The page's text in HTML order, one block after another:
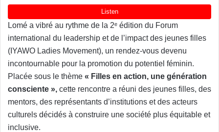
Lomé a vibré au rythme de la 2ᵉ édition du Forum
international du leadership et de l’impact des jeunes filles
(IYAWO Ladies Movement), un rendez-vous devenu
incontournable pour la promotion du potentiel féminin.
Placée sous le thème « Filles en action, une génération
consciente », cette rencontre a réuni des jeunes filles, des
mentors, des représentants d’institutions et des acteurs
culturels décidés à construire une société plus équitable et
inclusive.